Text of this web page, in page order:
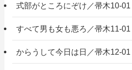
式部がところにぞけ／帚木10-01
すべて男も女も悪ろ／帚木11-01
からうして今日は日／帚木12-01